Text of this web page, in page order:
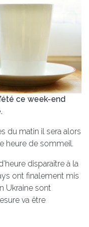
ce week-end
du matin il sera alors
heure de sommeil.
disparaître à la
ont finalement mis
Ukraine sont
va être